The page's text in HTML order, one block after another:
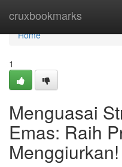
cruxbookmarks
Home
Home
1
Menguasai
Emas: Raih
Menggiurkan!